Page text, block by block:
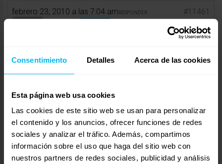
Consentimiento Detalles Acerca de las cookies
Esta página web usa cookies
Las cookies de este sitio web se usan para personalizar
el contenido y los anuncios, ofrecer funciones de redes
sociales y analizar el tráfico. Además, compartimos
información sobre el uso que haga del sitio web con
nuestros partners de redes sociales, publicidad y análisis
febrero 23, 2010 a las 7:04 am #11461
RESPONDER
pero tampoco duros y las posiciones combino de lado con
febrero 24, 2010 a las 3:38 am #11462
ToñiMaxcolchon Invitado